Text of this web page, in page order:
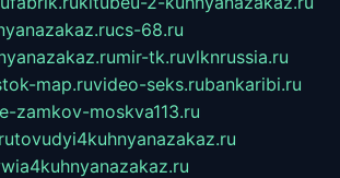
cs-68.ru
mir-tk.ruvlknrussia.ru
map.ruvideo-seks.rubankaribi.ru
zamkov-moskva113.ru
tovudyi4kuhnyanazakaz.ru